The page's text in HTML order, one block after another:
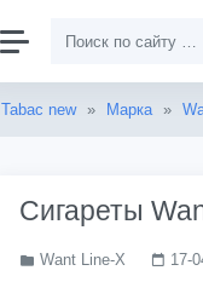
Tabac new » Марка »
Сигареты
Want Line-X 17-